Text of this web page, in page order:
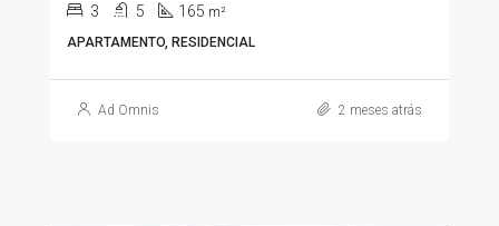
3 5 165 m²
APARTAMENTO, RESIDENCIAL
Ad Omnis 2 meses atrás